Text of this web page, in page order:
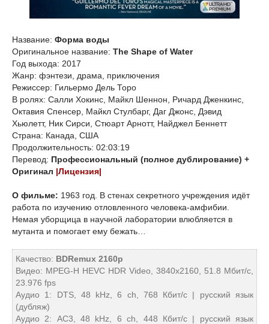
Название: Форма воды
Оригинальное название: The Shape of Water
Год выхода: 2017
Жанр: фэнтези, драма, приключения
Режиссер: Гильермо Дель Торо
В ролях: Салли Хокинс, Майкл Шеннон, Ричард Дженкинс,
Октавия Спенсер, Майкл Стулбарг, Даг Джонс, Дэвид
Хьюлетт, Ник Сирси, Стюарт Арнотт, Найджел Беннетт
Страна: Канада, США
Продолжительность: 02:03:19
Перевод: Профессиональный (полное дублирование) +
Оригинал |Лицензия|
О фильме: 1963 год. В стенах секретного учреждения идёт
работа по изучению отловленного человека-амфибии.
Немая уборщица в научной лаборатории влюбляется в
мутанта и помогает ему бежать…
Качество: BDRemux 2160p
Видео: MPEG-H HEVC HDR Video, 3840x2160, 51.8 Мбит/с,
23.976 fps
Аудио 1: DTS, 48 kHz, 6 ch, 768 Кбит/с | русский язык
(дубляж)
Аудио 2: AC3, 48 kHz, 6 ch, 448 Кбит/с | русский язык